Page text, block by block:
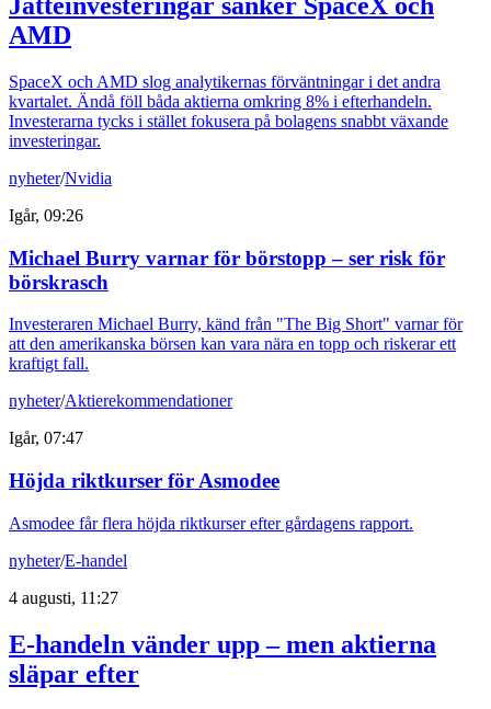
AMD
SpaceX och AMD slog analytikernas förväntningar i det andra
kvartalet. Ändå föll båda aktierna omkring 8% i efterhandeln.
Investerarna tycks i stället fokusera på bolagens snabbt växande
investeringar.
nyheter/Nvidia
Igår, 09:26
Michael Burry varnar för börstopp – ser risk för
börskrasch
Investeraren Michael Burry, känd från "The Big Short" varnar för
att den amerikanska börsen kan vara nära en topp och riskerar ett
kraftigt fall.
nyheter/Aktierekommendationer
Igår, 07:47
Höjda riktkurser för Asmodee
Asmodee får flera höjda riktkurser efter gårdagens rapport.
nyheter/E-handel
4 augusti, 11:27
E-handeln vänder upp – men aktierna
släpar efter